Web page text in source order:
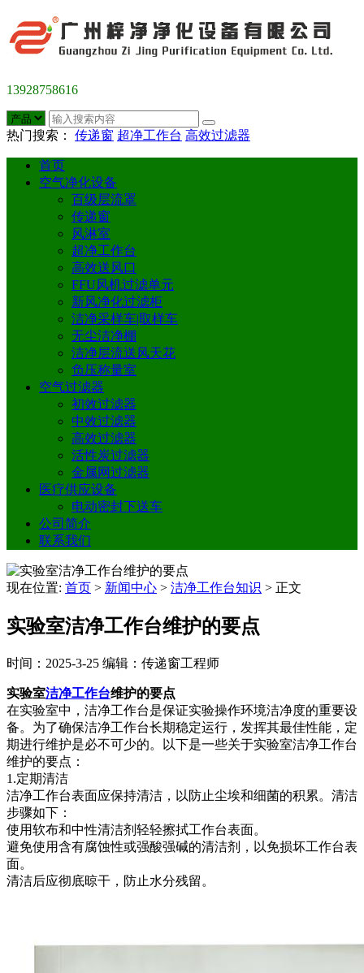
13928758616
热门搜索： 传递窗 超净工作台 高效过滤器
首页
空气净化设备
百级层流罩
传递窗
风淋室
超净工作台
高效送风口
FFU风机过滤单元
新风净化过滤柜
洁净采样车|取样车
无尘洁净棚
洁净层流送风天花
负压称量室
空气过滤器
初效过滤器
中效过滤器
高效过滤器
活性炭过滤器
金属网过滤器
医疗供应设备
电动密封下送车
公司简介
联系我们
现在位置: 首页 > 新闻中心 > 洁净工作台知识 > 正文
实验室洁净工作台维护的要点
时间：2025-3-25 编辑：传递窗工程师
实验室洁净工作台维护的要点
在实验室中，洁净工作台是保证实验操作环境洁净度的重要设
备。为了确保洁净工作台长期稳定运行，发挥其最佳性能，定
期进行维护是必不可少的。以下是一些关于实验室洁净工作台
维护的要点：
1.定期清洁
洁净工作台表面应保持清洁，以防止尘埃和细菌的积累。清洁
步骤如下：
使用软布和中性清洁剂轻轻擦拭工作台表面。
避免使用含有腐蚀性或强酸强碱的清洁剂，以免损坏工作台表
面。
清洁后应彻底晾干，防止水分残留。